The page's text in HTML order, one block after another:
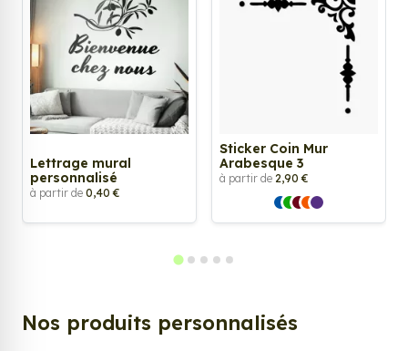
Lettrage mural
personnalisé
à partir de 0,40 €
Sticker Coin Mur
Arabesque 3
à partir de 2,90 €
Nos produits personnalisés